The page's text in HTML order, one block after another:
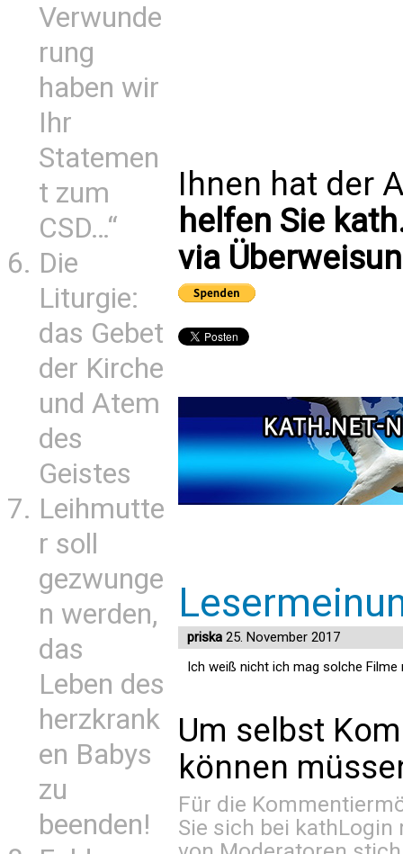
Verwunde
rung
haben wir
Ihr
Statemen
t zum
CSD…“
Die
Liturgie:
das Gebet
der Kirche
und Atem
des
Geistes
Leihmutte
r soll
gezwunge
n werden,
das
Leben des
herzkrank
en Babys
zu
beenden!
Ihnen hat der
helfen Sie
via
priska 25. November 2017
Ich weiß nicht ich mag solche
Um selbst
können
Für die
Sie sich bei kathLogin